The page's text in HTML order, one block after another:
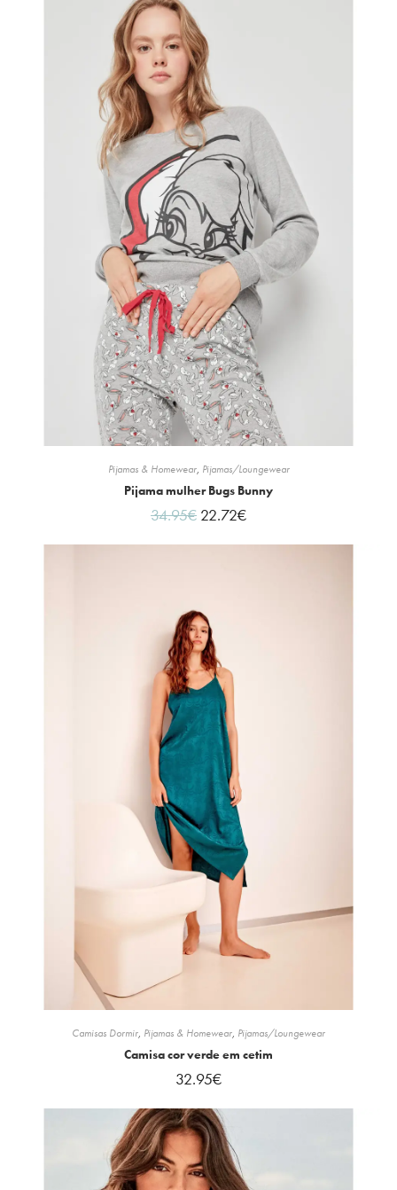
Pijamas & Homewear, Pijamas/Loungewear
Pijama mulher Bugs Bunny
34.95€ 22.72€
Camisas Dormir, Pijamas & Homewear, Pijamas/Loungewear
Camisa cor verde em cetim
32.95€